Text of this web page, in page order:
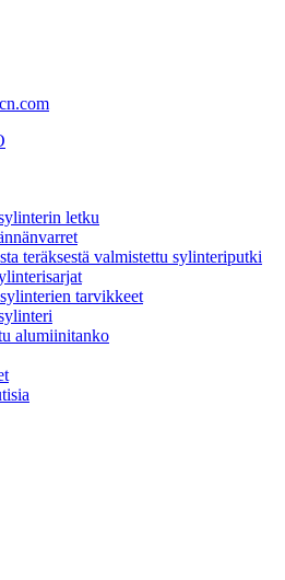
letku
teräksestä valmistettu sylinteriputki
tarvikkeet
alumiinitanko